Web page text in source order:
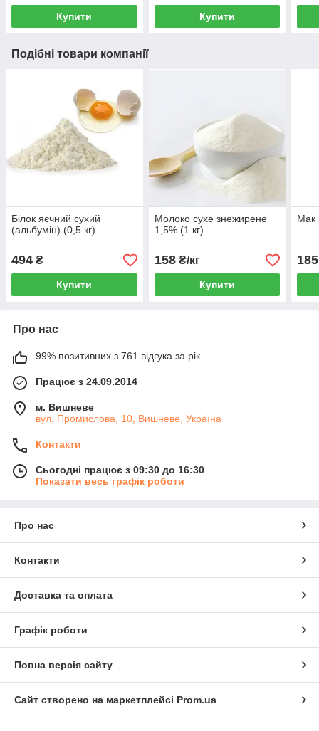
Купити Купити
Подібні товари компанії
Білок яєчний сухий
(альбумін) (0,5 кг)
494 ₴
Купити
Молоко сухе знежирене
1,5% (1 кг)
158₴/кг
Купити
Мак
185
Про нас
99% позитивних з 761 відгука за рік
Працює з 24.09.2014
м. Вишневе
вул. Промислова, 10, Вишневе, Україна
Контакти
Сьогодні працює з 09:30 до 16:30
Показати весь графік роботи
Про нас
Контакти
Доставка та оплата
Графік роботи
Повна версія сайту
Сайт створено на маркетплейсі Prom.ua